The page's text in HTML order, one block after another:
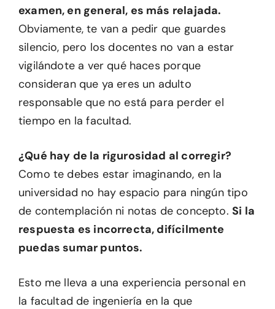
examen, en general, es más relajada.
Obviamente, te van a pedir que guardes
silencio, pero los docentes no van a estar
vigilándote a ver qué haces porque
consideran que ya eres un adulto
responsable que no está para perder el
tiempo en la facultad.
¿Qué hay de la rigurosidad al corregir?
Como te debes estar imaginando, en la
universidad no hay espacio para ningún tipo
de contemplación ni notas de concepto.Si la
respuesta es incorrecta, difícilmente
puedas sumar puntos.
Esto me lleva a una experiencia personal en
la facultad de ingeniería en la que